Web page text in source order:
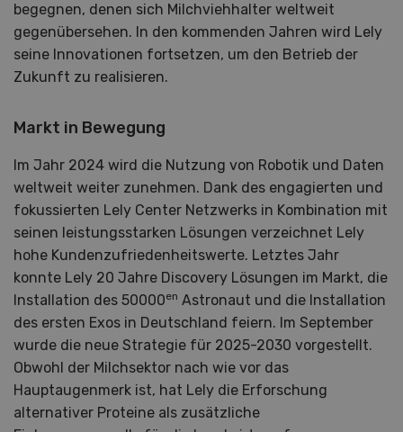
begegnen, denen sich Milchviehhalter weltweit
gegenübersehen. In den kommenden Jahren wird Lely
seine Innovationen fortsetzen, um den Betrieb der
Zukunft zu realisieren.
Markt in Bewegung
Im Jahr 2024 wird die Nutzung von Robotik und Daten
weltweit weiter zunehmen. Dank des engagierten und
fokussierten Lely Center Netzwerks in Kombination mit
seinen leistungsstarken Lösungen verzeichnet Lely
hohe Kundenzufriedenheitswerte. Letztes Jahr
konnte Lely 20 Jahre Discovery Lösungen im Markt, die
Installation des 50000en Astronaut und die Installation
des ersten Exos in Deutschland feiern. Im September
wurde die neue Strategie für 2025-2030 vorgestellt.
Obwohl der Milchsektor nach wie vor das
Hauptaugenmerk ist, hat Lely die Erforschung
alternativer Proteine als zusätzliche